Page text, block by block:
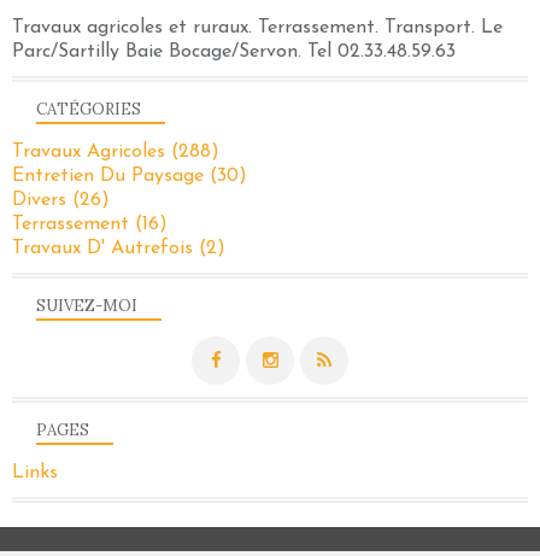
SUIVEZ-MOI
Travaux agricoles et ruraux. Terrassement. Transport. Le
Parc/Sartilly Baie Bocage/Servon. Tel 02.33.48.59.63
PAGES
Links
CATÉGORIES
Travaux Agricoles (288)
Entretien Du Paysage (30)
Divers (26)
Terrassement (16)
Travaux D' Autrefois (2)